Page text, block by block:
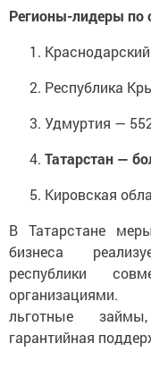
Регионы-лидеры
Республика
Удмуртия —
Татарстан —
Кировская
В Татарстане
бизнеса
республики
организациями.
льготные
гарантийная